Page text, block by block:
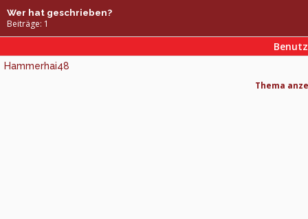
Wer hat geschrieben?
Beiträge: 1
Hammerhai48
Thema